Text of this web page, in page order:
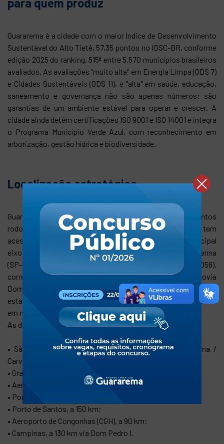
Guararema é a cidade com o maior Índice de Desenvolvimento
Sustentável do Alto Tietê, 57,35 pontos no IDSC-BR, conforme
edição 2025 do ranking, 515ª entre 5.570 municípios brasileiros
avaliados. As avaliações "muito alta" em Energia Limpa (ODS 7)
e Cidades Sustentáveis (ODS 11), e "alta" em saúde, educação,
saneamento e governança não são apenas números: são
garantias de um ambiente estável para operar e crescer. A
cidade ainda detém certificações ISO 9001 e ISO 14001 e integra
o Programa Município Verde Azul, com reconhecimento em
arborização, gestão hídrica e biodiversidade.
Localização estratégica
Guararema está posicionada em um dos entroncamentos
rodoviários mais estratégicos do país. O município tem
acesso direto à Rodovia Presidente Dutra (BR-116), principal
eixo entre São Paulo e Rio de Janeiro; à Rodovia Ayrton Senna
(SP-070) e à Rodovia Governador Carvalho Pinto (SP-056),
corredor de acesso à capital; e proximidade com a Rodovia
Dom Pedro I (SP-065), ligação com Campinas e o interior do
estado. Esse conjunto de vias permite distribuição logística
em múltiplas direções com eficiência e flexibilidade.
As distâncias aproximadas a partir de Guararema são:
• São Paulo (capital), a 81 km pela Rodovia Ayrton Senna /
Carvalho Pinto;
• Grande ABC Paulista, a 60 km;
• Aeroporto Internacional de Guarulhos (GRU), a 60 km;
• Porto de São Sebastião, a 110 km;
• Porto de Santos, a 150 km;
• Aeroporto de Congonhas (CGH), a 90 km;
• Campinas, a 130 km via Dom Pedro I.